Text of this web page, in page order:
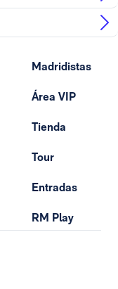
Madridistas
Área VIP
Tienda
Tour
Entradas
RM Play